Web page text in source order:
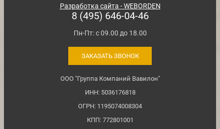
Разработка сайта - WEBORDEN
8 (495) 646-04-46
Пн-Пт: с 09.00 до 18.00
ЗАКАЗАТЬ ЗВОНОК
ООО "Группа Компаний Вавилон"
ИНН: 5036176818
ОГРН: 1195074008304
КПП: 772801001